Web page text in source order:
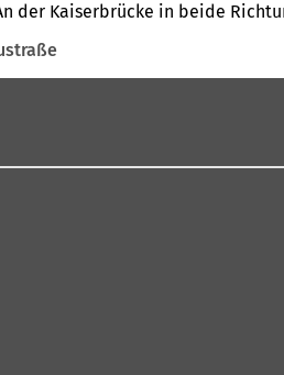
Kaiserbrücke in beide